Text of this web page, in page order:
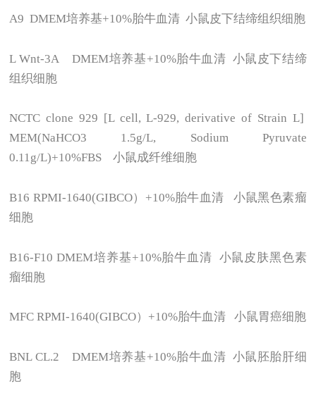
A9 DMEM培养基+10%胎牛血清 小鼠皮下结缔组织细胞
L Wnt-3A DMEM培养基+10%胎牛血清 小鼠皮下结缔
组织细胞
NCTC clone 929 [L cell, L-929, derivative of Strain L]
MEM(NaHCO3 1.5g/L, Sodium Pyruvate
0.11g/L)+10%FBS小鼠成纤维细胞
B16 RPMI-1640(GIBCO）+10%胎牛血清 小鼠黑色素瘤
细胞
B16-F10 DMEM培养基+10%胎牛血清 小鼠皮肤黑色素
瘤细胞
MFC RPMI-1640(GIBCO）+10%胎牛血清 小鼠胃癌细胞
BNL CL.2 DMEM培养基+10%胎牛血清 小鼠胚胎肝细
胞